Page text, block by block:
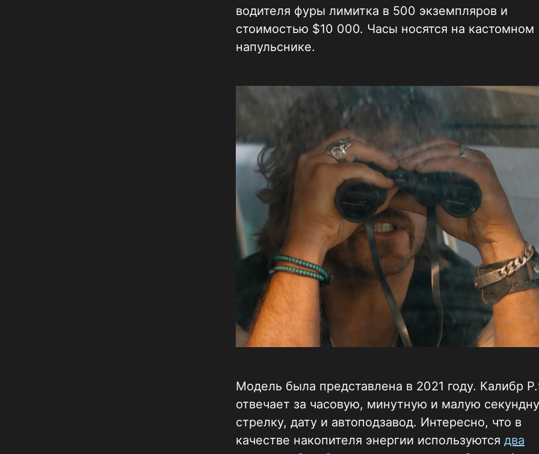
водителя фуры лимитка в 500 экземпляров и
стоимостью $10 000. Часы носятся на кастомном
напульснике.
Модель была представлена в 2021 году. Калибр
отвечает за часовую, минутную и малую
стрелку, дату и автоподзавод. Интересно, что в
качестве накопителя энергии используются два